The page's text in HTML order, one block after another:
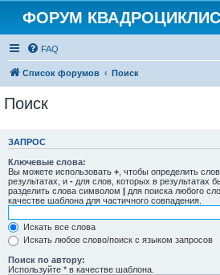
ФОРУМ
FAQ
Список форумов Поиск
Поиск
ЗАПРОС
Ключевые слова:
Вы можете использовать + , чтобы определить
результатах, и - для слов, которых в результатах
разделить слова символом | для поиска любого
качестве шаблона для частичного совпадения.
Искать все слова
Искать любое слово/поиск с языком запросов
Поиск по автору:
Используйте * в качестве шаблона.